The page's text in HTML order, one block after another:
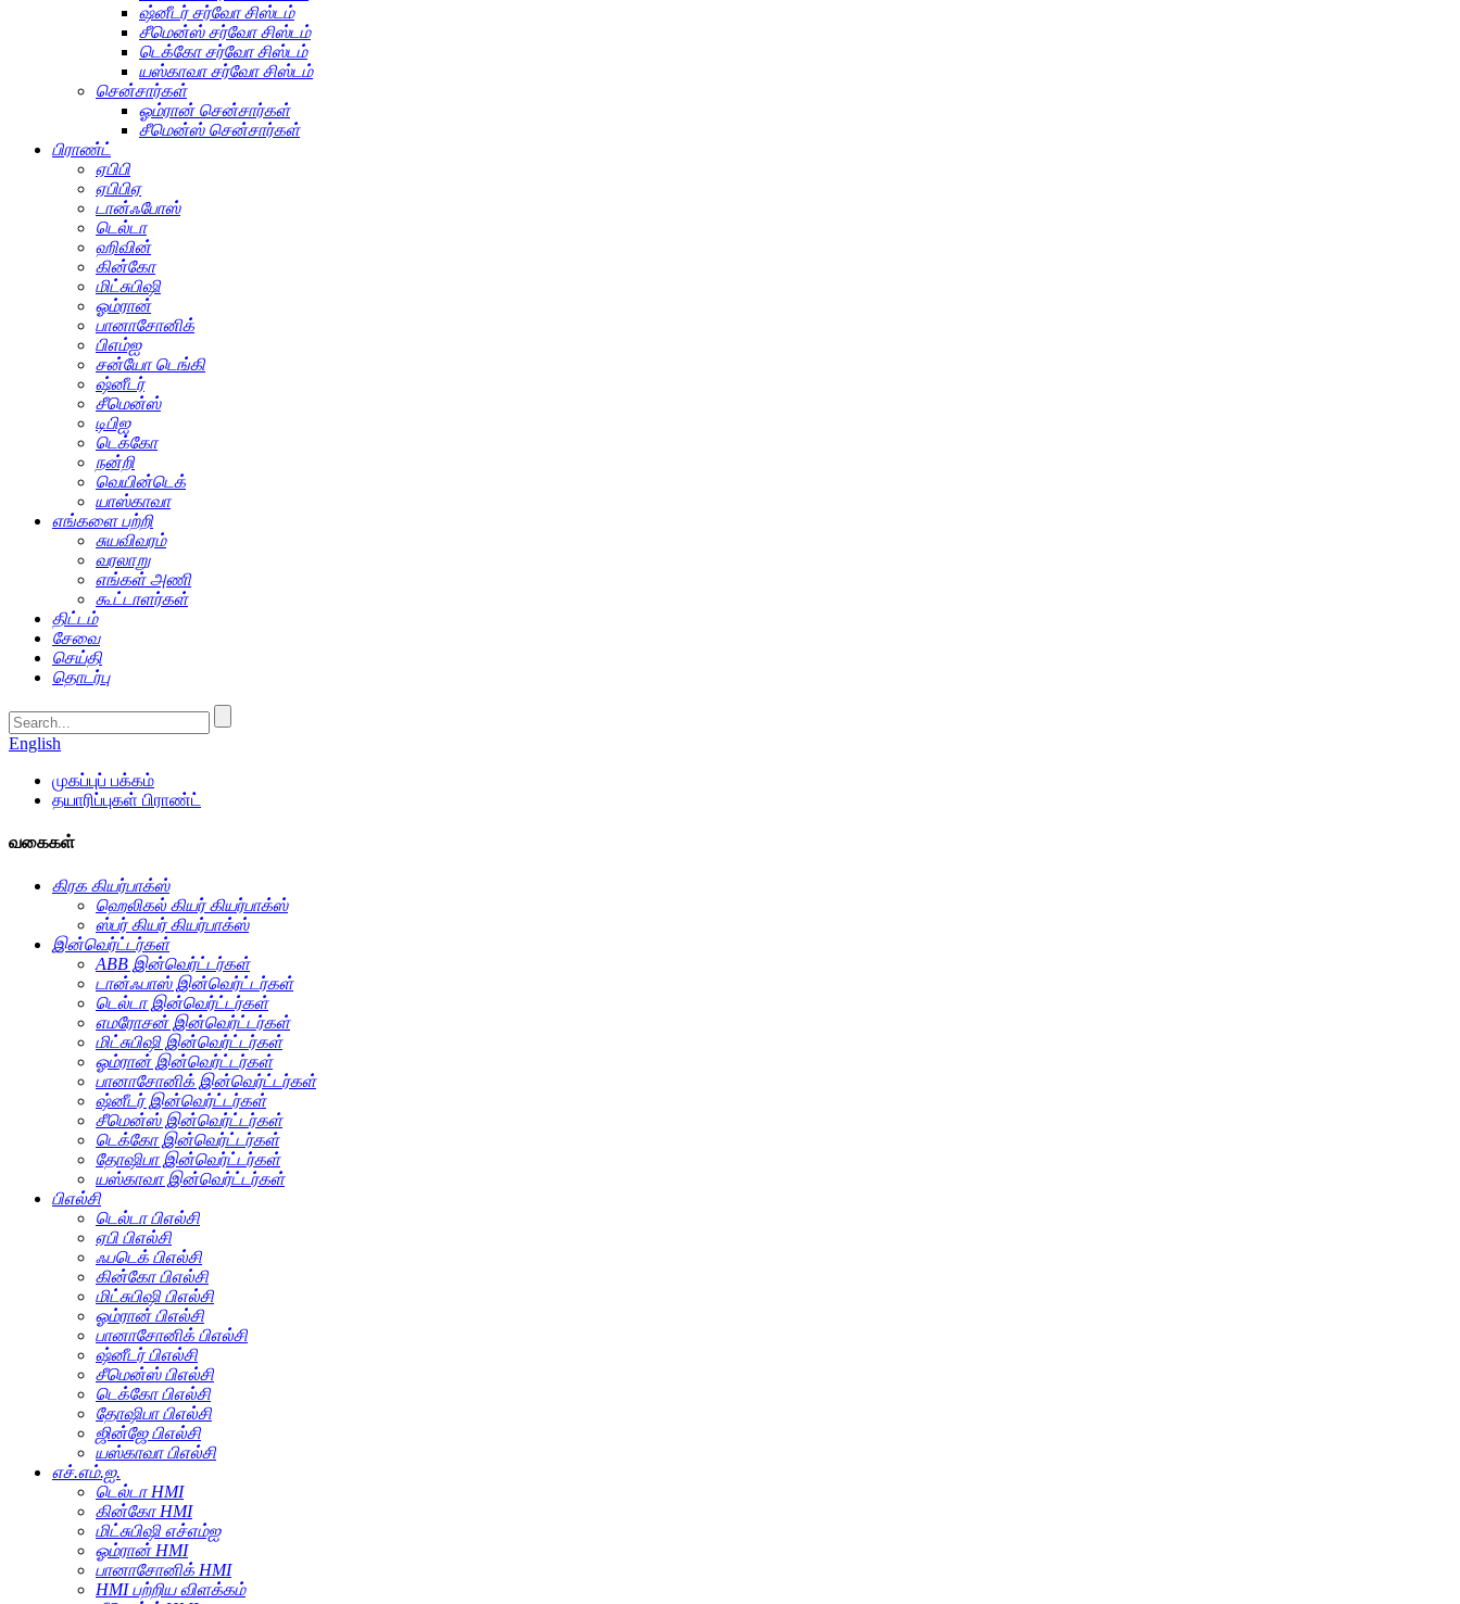
ஷ்னீடர் சர்வோ சிஸ்டம்
சீமென்ஸ் சர்வோ சிஸ்டம்
டெக்கோ சர்வோ சிஸ்டம்
யஸ்காவா சர்வோ சிஸ்டம்
சென்சார்கள்
ஓம்ரான் சென்சார்கள்
சீமென்ஸ் சென்சார்கள்
பிராண்ட்
ஏபிபி
ஏபிபிஏ
டான்ஃபோஸ்
டெல்டா
ஹிவின்
கின்கோ
மிட்சுபிஷி
ஓம்ரான்
பானாசோனிக்
பிஎம்ஐ
சன்யோ டெங்கி
ஷ்னீடர்
சீமென்ஸ்
டிபிஐ
டெக்கோ
நன்றி
வெயின்டெக்
யாஸ்காவா
எங்களை பற்றி
சுயவிவரம்
வரலாறு
எங்கள் அணி
கூட்டாளர்கள்
திட்டம்
சேவை
செய்தி
தொடர்பு
English
முகப்புப் பக்கம்
தயாரிப்புகள் பிராண்ட்
வகைகள்
கிரக கியர்பாக்ஸ்
ஹெலிகல் கியர் கியர்பாக்ஸ்
ஸ்பர் கியர் கியர்பாக்ஸ்
இன்வெர்ட்டர்கள்
ABB இன்வெர்ட்டர்கள்
டான்ஃபாஸ் இன்வெர்ட்டர்கள்
டெல்டா இன்வெர்ட்டர்கள்
எமரோசன் இன்வெர்ட்டர்கள்
மிட்சுபிஷி இன்வெர்ட்டர்கள்
ஓம்ரான் இன்வெர்ட்டர்கள்
பானாசோனிக் இன்வெர்ட்டர்கள்
ஷ்னீடர் இன்வெர்ட்டர்கள்
சீமென்ஸ் இன்வெர்ட்டர்கள்
டெக்கோ இன்வெர்ட்டர்கள்
தோஷிபா இன்வெர்ட்டர்கள்
யஸ்காவா இன்வெர்ட்டர்கள்
பிஎல்சி
டெல்டா பிஎல்சி
ஏபி பிஎல்சி
ஃபடெக் பிஎல்சி
கின்கோ பிஎல்சி
மிட்சுபிஷி பிஎல்சி
ஓம்ரான் பிஎல்சி
பானாசோனிக் பிஎல்சி
ஷ்னீடர் பிஎல்சி
சீமென்ஸ் பிஎல்சி
டெக்கோ பிஎல்சி
தோஷிபா பிஎல்சி
ஜின்ஜே பிஎல்சி
யஸ்காவா பிஎல்சி
எச்.எம்.ஐ.
டெல்டா HMI
கின்கோ HMI
மிட்சுபிஷி எச்எம்ஐ
ஓம்ரான் HMI
பானாசோனிக் HMI
HMI பற்றிய விளக்கம்